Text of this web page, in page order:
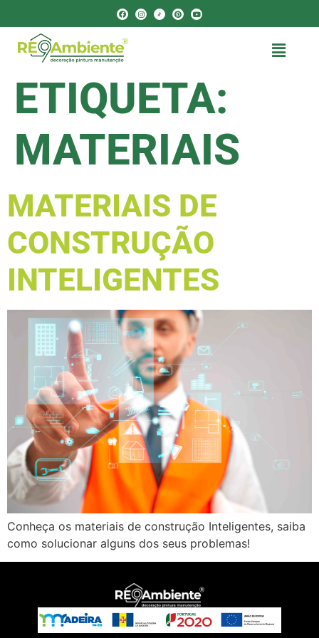
ETIQUETA:
MATERIAIS
MATERIAIS DE
CONSTRUÇÃO
INTELIGENTES
Conheça os materiais de construção Inteligentes, saiba
como solucionar alguns dos seus problemas!